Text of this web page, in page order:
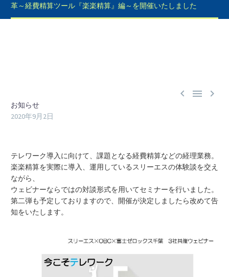
革～経費精算ツール『楽楽精算』編～を開催いたしました
  
お知らせ
2020年9月2日
テレワーク導入に向けて、課題となる経費精算などの経理業務。
楽楽精算を実際に導入、運用しているスリーエスの体験談を交え
ながら、
ウェビナーならではの対談形式を用いてセミナーを行いました。
第二弾も予定しておりますので、開催が決定しましたら改めて告
知をいたします。